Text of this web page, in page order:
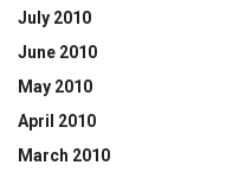
July 2010
June 2010
May 2010
April 2010
March 2010